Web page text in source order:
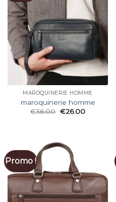
MAROQUINERIE HOMME
maroquinerie homme
€36.00 €26.00
Promo !